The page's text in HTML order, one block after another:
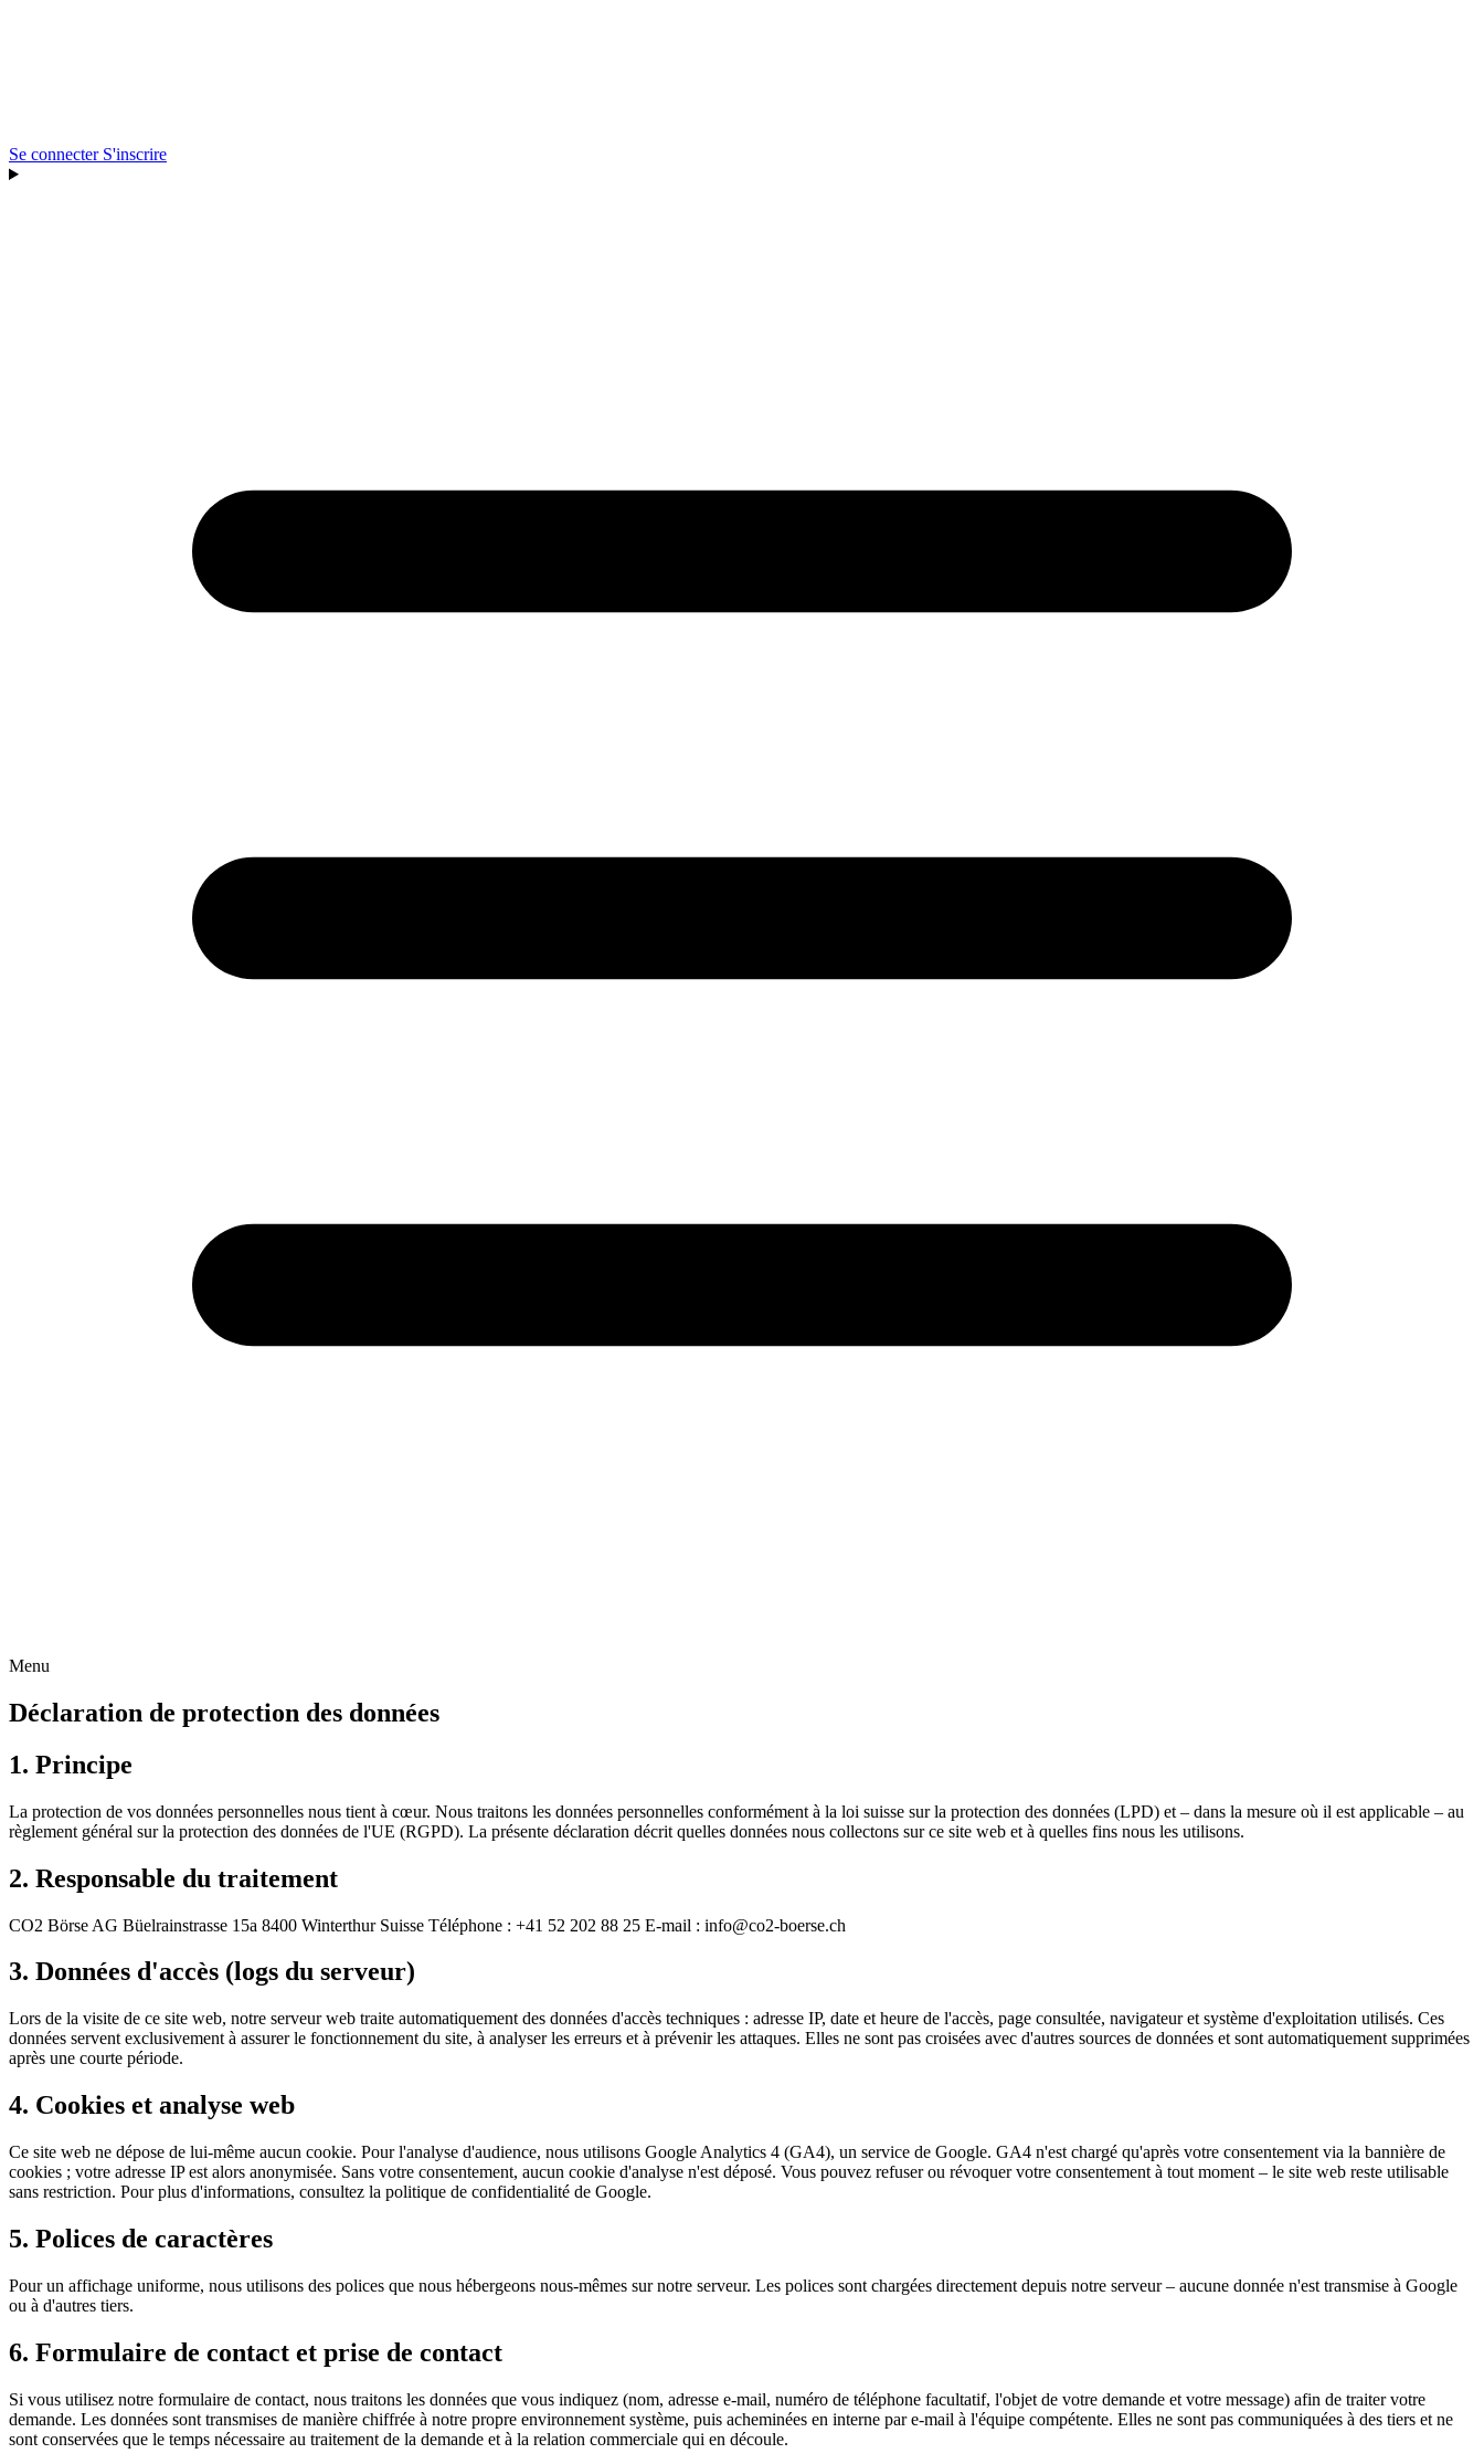
Se connecter S'inscrire
Menu
Déclaration de protection des données
1. Principe
La protection de vos données personnelles nous tient à cœur. Nous traitons les données personnelles conformément à la loi suisse sur la protection des données (LPD) et – dans la mesure où il est applicable – au
règlement général sur la protection des données de l'UE (RGPD). La présente déclaration décrit quelles données nous collectons sur ce site web et à quelles fins nous les utilisons.
2. Responsable du traitement
CO2 Börse AG Büelrainstrasse 15a 8400 Winterthur Suisse Téléphone : +41 52 202 88 25 E-mail : info@co2-boerse.ch
3. Données d'accès (logs du serveur)
Lors de la visite de ce site web, notre serveur web traite automatiquement des données d'accès techniques : adresse IP, date et heure de l'accès, page consultée, navigateur et système d'exploitation utilisés. Ces
données servent exclusivement à assurer le fonctionnement du site, à analyser les erreurs et à prévenir les attaques. Elles ne sont pas croisées avec d'autres sources de données et sont automatiquement supprimées
après une courte période.
4. Cookies et analyse web
Ce site web ne dépose de lui-même aucun cookie. Pour l'analyse d'audience, nous utilisons Google Analytics 4 (GA4), un service de Google. GA4 n'est chargé qu'après votre consentement via la bannière de
cookies ; votre adresse IP est alors anonymisée. Sans votre consentement, aucun cookie d'analyse n'est déposé. Vous pouvez refuser ou révoquer votre consentement à tout moment – le site web reste utilisable
sans restriction. Pour plus d'informations, consultez la politique de confidentialité de Google.
5. Polices de caractères
Pour un affichage uniforme, nous utilisons des polices que nous hébergeons nous-mêmes sur notre serveur. Les polices sont chargées directement depuis notre serveur – aucune donnée n'est transmise à Google
ou à d'autres tiers.
6. Formulaire de contact et prise de contact
Si vous utilisez notre formulaire de contact, nous traitons les données que vous indiquez (nom, adresse e-mail, numéro de téléphone facultatif, l'objet de votre demande et votre message) afin de traiter votre
demande. Les données sont transmises de manière chiffrée à notre propre environnement système, puis acheminées en interne par e-mail à l'équipe compétente. Elles ne sont pas communiquées à des tiers et ne
sont conservées que le temps nécessaire au traitement de la demande et à la relation commerciale qui en découle.